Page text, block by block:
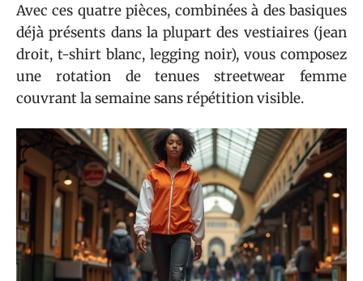
Avec ces quatre pièces, combinées à des basiques
déjà présents dans la plupart des vestiaires (jean
droit, t-shirt blanc, legging noir), vous composez
une rotation de tenues streetwear femme
couvrant la semaine sans répétition visible.